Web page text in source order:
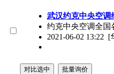
武汉约克中央空调
约克中央空调全国
2021-06-02 13:22 [